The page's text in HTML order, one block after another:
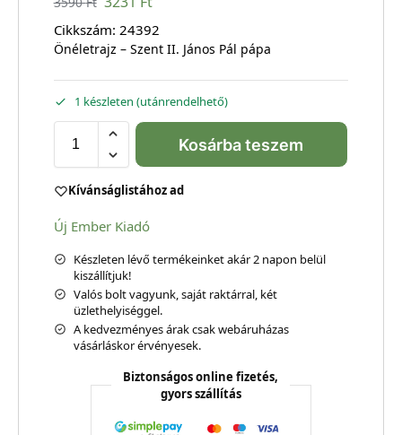
Cikkszám: 24392
Önéletrajz – Szent II. János Pál pápa
1 készleten (utánrendelhető)
Kosárba teszem
Kívánságlistához ad
Új Ember Kiadó
Készleten lévő termékeinket akár 2 napon belül
kiszállítjuk!
Valós bolt vagyunk, saját raktárral, két
üzlethelyiséggel.
A kedvezményes árak csak webáruházas
vásárláskor érvényesek.
Biztonságos online fizetés,
gyors szállítás